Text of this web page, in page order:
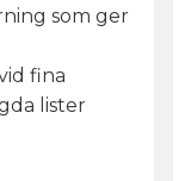
som ger
fina
lister